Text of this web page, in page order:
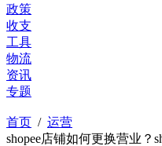
政策
收支
工具
物流
资讯
专题
首页 / 运营
shopee店铺如何更换营业？